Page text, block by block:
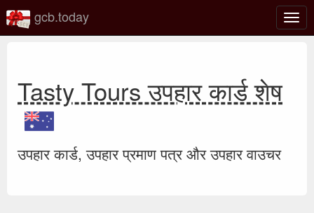
टॉगल
gcb.today
Tasty Tours उपहार कार्ड शेष
उपहार कार्ड, उपहार प्रमाण पत्र और उपहार वाउचर